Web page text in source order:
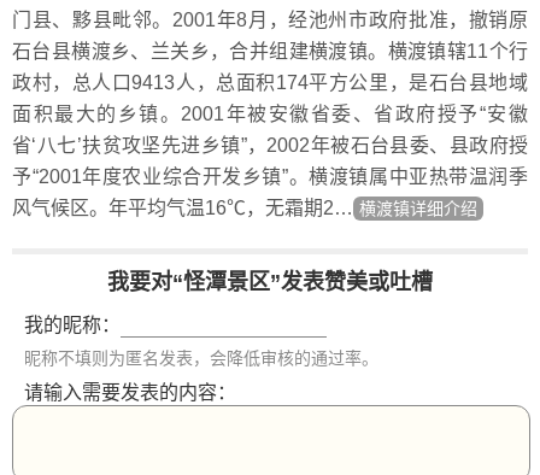
门县、黟县毗邻。2001年8月，经池州市政府批准，撤销原
石台县横渡乡、兰关乡，合并组建横渡镇。横渡镇辖11个行
政村，总人口9413人，总面积174平方公里，是石台县地域
面积最大的乡镇。2001年被安徽省委、省政府授予“安徽
省‘八七’扶贫攻坚先进乡镇”，2002年被石台县委、县政府授
予“2001年度农业综合开发乡镇”。横渡镇属中亚热带温润季
风气候区。年平均气温16℃，无霜期2… 横渡镇详细介绍
我要对“怪潭景区”发表赞美或吐槽
我的昵称：
昵称不填则为匿名发表，会降低审核的通过率。
请输入需要发表的内容：